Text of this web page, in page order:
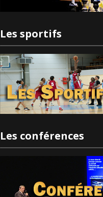
Les sportifs
Les conférences